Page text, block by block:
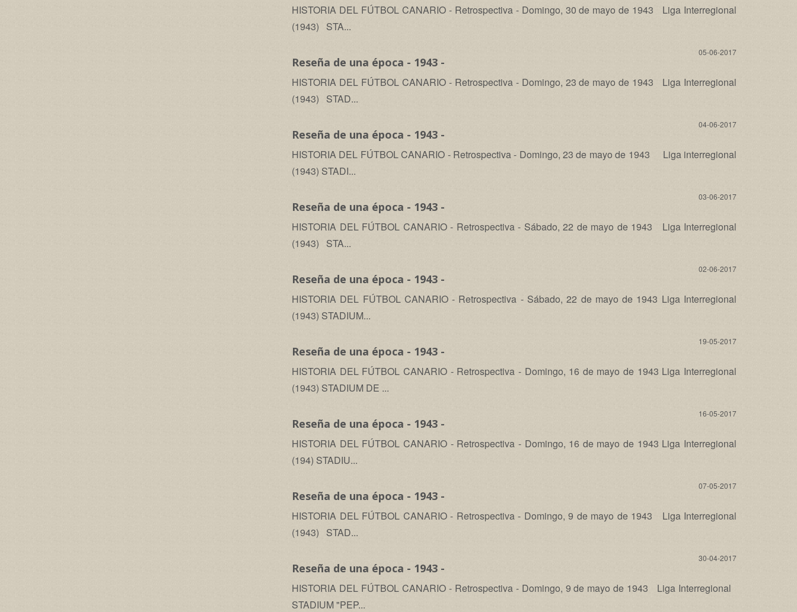
HISTORIA DEL FÚTBOL CANARIO - Retrospectiva - Domingo, 30 de mayo de 1943 Liga Interregional
(1943) STA...
05-06-2017
Reseña de una época - 1943 -
HISTORIA DEL FÚTBOL CANARIO - Retrospectiva - Domingo, 23 de mayo de 1943 Liga Interregional
(1943) STAD...
04-06-2017
Reseña de una época - 1943 -
HISTORIA DEL FÚTBOL CANARIO - Retrospectiva - Domingo, 23 de mayo de 1943 Liga interregional
(1943) STADI...
03-06-2017
Reseña de una época - 1943 -
HISTORIA DEL FÚTBOL CANARIO - Retrospectiva - Sábado, 22 de mayo de 1943 Liga Interregional
(1943) STA...
02-06-2017
Reseña de una época - 1943 -
HISTORIA DEL FÚTBOL CANARIO - Retrospectiva - Sábado, 22 de mayo de 1943 Liga Interregional
(1943) STADIUM...
19-05-2017
Reseña de una época - 1943 -
HISTORIA DEL FÚTBOL CANARIO - Retrospectiva - Domingo, 16 de mayo de 1943 Liga Interregional
(1943) STADIUM DE ...
16-05-2017
Reseña de una época - 1943 -
HISTORIA DEL FÚTBOL CANARIO - Retrospectiva - Domingo, 16 de mayo de 1943 Liga Interregional
(194) STADIU...
07-05-2017
Reseña de una época - 1943 -
HISTORIA DEL FÚTBOL CANARIO - Retrospectiva - Domingo, 9 de mayo de 1943 Liga Interregional
(1943) STAD...
30-04-2017
Reseña de una época - 1943 -
HISTORIA DEL FÚTBOL CANARIO - Retrospectiva - Domingo, 9 de mayo de 1943 Liga Interregional
STADIUM "PEP...